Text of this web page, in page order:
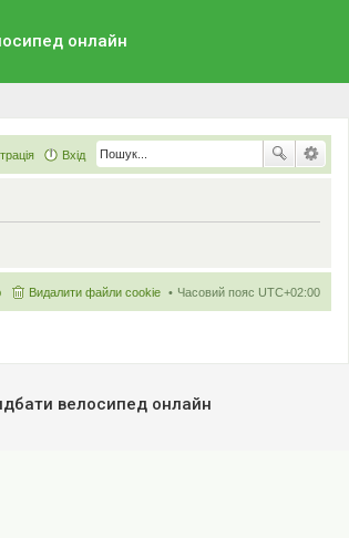
онлайн
Вхід
Часовий пояс UTC+02:00
Видалити файли cookie
велосипед онлайн